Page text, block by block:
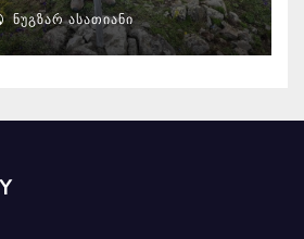
ᲜᲣᲒᲖᲐᲠ ᲐᲡᲐᲗᲘᲐᲜᲘ